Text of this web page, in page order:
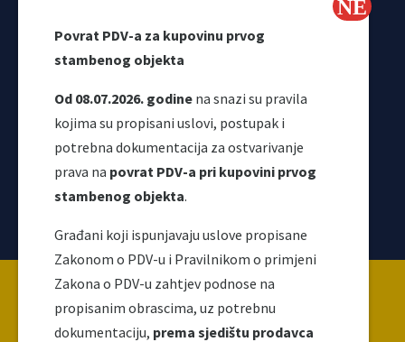
Povrat PDV-a za kupovinu prvog
stambenog objekta
Od 08.07.2026. godine na snazi su pravila
kojima su propisani uslovi, postupak i
potrebna dokumentacija za ostvarivanje
prava na povrat PDV-a pri kupovini prvog
stambenog objekta.
Građani koji ispunjavaju uslove propisane
Zakonom o PDV-u i Pravilnikom o primjeni
Zakona o PDV-u zahtjev podnose na
propisanim obrascima, uz potrebnu
dokumentaciju, prema sjedištu prodavca
Odjeljenje za makroekonomsku analizu
Korisni linkovi
Copyright ©2026 Uprava za indirektno / neizravno
oporezivanje BiH